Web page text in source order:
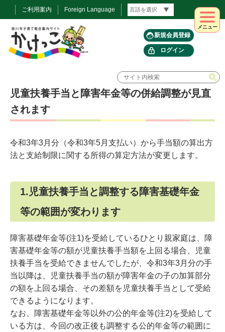
ご利用案内 Foreign Language
新規会員登録
ログイン
メニュー
児童扶養手当と障害年金等の併給調整が見直
されます
令和3年3月分（令和3年5月支払い）から手当額の算出方
法と支給制限に関する所得の算定方法が変更します。
1.児童扶養手当と調整する障害基礎年金
等の範囲が変わります
障害基礎年金等(注1)を受給しているひとり親家庭は、障
害基礎年金等の額が児童扶養手当額を上回る場合、児童
扶養手当を受給できませんでしたが、令和3年3月分の手
当以降は、児童扶養手当の額が障害年金の子の加算部分
の額を上回る場合、その差額を児童扶養手当として受給
できるようになります。
なお、障害基礎年金等以外の公的年金等(注2)を受給して
いる方は、今回の改正後も調整する公的年金等の範囲に